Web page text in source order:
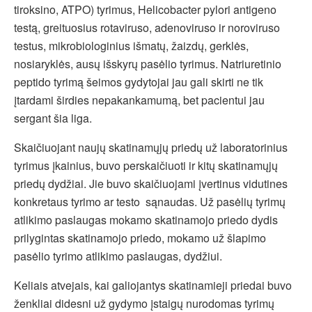
tiroksino, ATPO) tyrimus, Helicobacter pylori antigeno
testą, greituosius rotaviruso, adenoviruso ir noroviruso
testus, mikrobiologinius išmatų, žaizdų, gerklės,
nosiaryklės, ausų išskyrų pasėlio tyrimus. Natriuretinio
peptido tyrimą šeimos gydytojai jau gali skirti ne tik
įtardami širdies nepakankamumą, bet pacientui jau
sergant šia liga.
Skaičiuojant naujų skatinamųjų priedų už laboratorinius
tyrimus įkainius, buvo perskaičiuoti ir kitų skatinamųjų
priedų dydžiai. Jie buvo skaičiuojami įvertinus vidutines
konkretaus tyrimo ar testo sąnaudas. Už pasėlių tyrimų
atlikimo paslaugas mokamo skatinamojo priedo dydis
prilygintas skatinamojo priedo, mokamo už šlapimo
pasėlio tyrimo atlikimo paslaugas, dydžiui.
Keliais atvejais, kai galiojantys skatinamieji priedai buvo
ženkliai didesni už gydymo įstaigų nurodomas tyrimų